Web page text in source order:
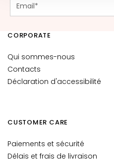
a
t
M
a
e
e
t
CORPORATE
Qui sommes-nous
Contacts
Déclaration d'accessibilité
CUSTOMER CARE
Paiements et sécurité
Délais et frais de livraison